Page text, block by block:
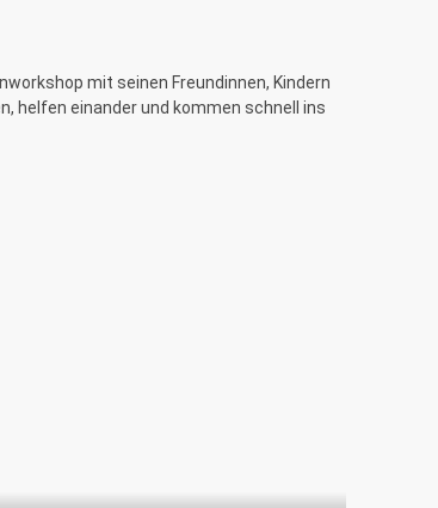
mit seinen Freundinnen, Kindern
helfen einander und kommen schnell ins